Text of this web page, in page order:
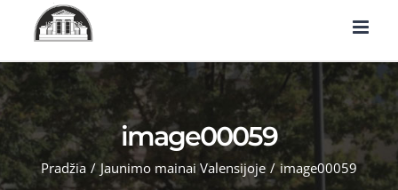
image00059
Pradžia / Jaunimo mainai Valensijoje / image00059